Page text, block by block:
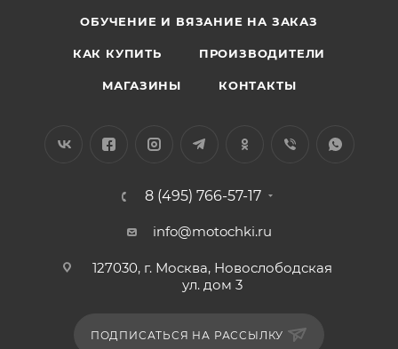
ОБУЧЕНИЕ И ВЯЗАНИЕ НА ЗАКАЗ
КАК КУПИТЬ ПРОИЗВОДИТЕЛИ
МАГАЗИНЫ КОНТАКТЫ
8 (495) 766-57-17
info@motochki.ru
127030, г. Москва, Новослободская
ул. дом 3
ПОДПИСАТЬСЯ НА РАССЫЛКУ